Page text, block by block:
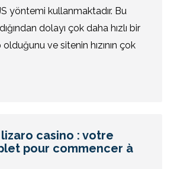
yöntemi kullanmaktadır. Bu
dolayı çok daha hızlı bir
ve sitenin hızının çok
casino : votre
pour commencer à